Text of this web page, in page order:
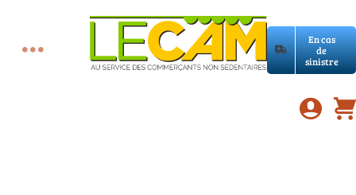
En cas
de
sinistre
Toggle